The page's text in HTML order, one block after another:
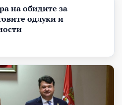
на обидите за
одлуки и